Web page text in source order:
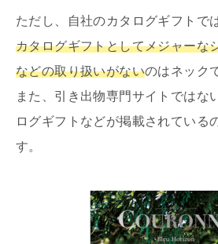
ただし、自社のカタログギフトで
カタログギフトとしてメジャーな
などの取り扱いがないのはネック
また、引き出物専門サイトではな
ログギフトなどが掲載されている
す。